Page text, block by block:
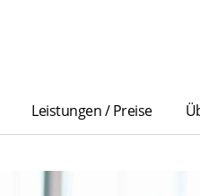
Leistungen / Preise